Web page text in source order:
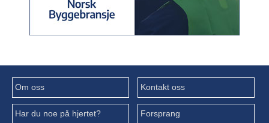
Om oss Kontakt oss
Har du noe på hjertet? Forsprang